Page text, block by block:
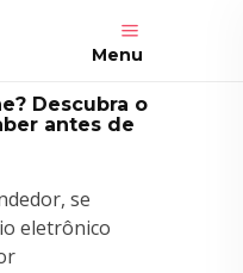
Menu
Descubra o
antes de
se
eletrônico